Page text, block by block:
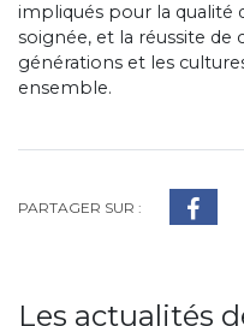
impliqués pour la qualité
soignée, et la réussite
générations et les
ensemble.
PARTAGER SUR :
Les actualités